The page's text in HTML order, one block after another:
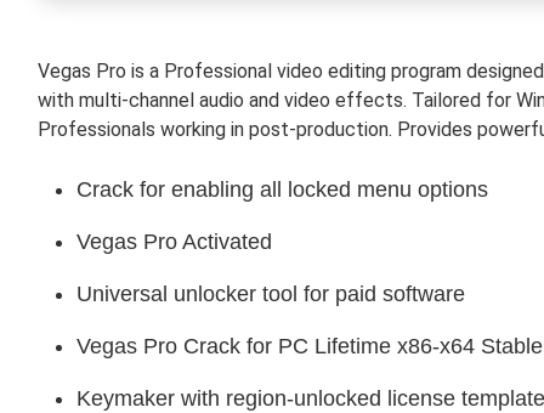
Vegas Pro is a Professional video editing program
with multi-channel audio and video effects. Tailored for
Professionals working in post-production. Provides
Crack for enabling all locked menu options
Vegas Pro Activated
Universal unlocker tool for paid software
Vegas Pro Crack for PC Lifetime x86-x64
Keymaker with region-unlocked license